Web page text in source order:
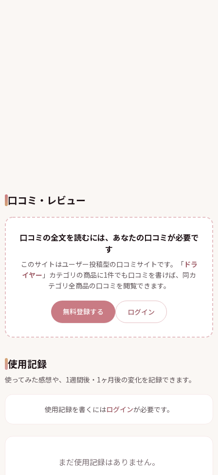
口コミ・レビュー
口コミの全文を読むには、あなたの口コミが必要で
す
このサイトはユーザー投稿型の口コミサイトです。「ドラ
イヤー 」カテゴリの商品に1件でも口コミを書けば、同カ
テゴリ全商品の口コミを閲覧できます。
無料登録する ログイン
使用記録
使ってみた感想や、1週間後・1ヶ月後の変化を記録できます。
使用記録を書くにはログインが必要です。
まだ使用記録はありません。